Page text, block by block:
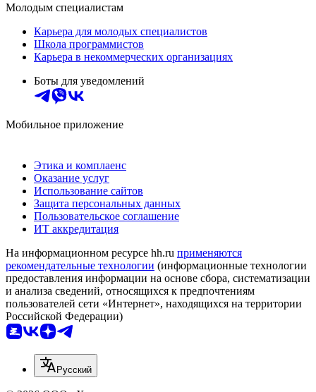
Молодым специалистам
Карьера для молодых специалистов
Школа программистов
Карьера в некоммерческих организациях
Боты для уведомлений
Мобильное приложение
Этика и комплаенс
Оказание услуг
Использование сайтов
Защита персональных данных
Пользовательское соглашение
ИТ аккредитация
На информационном ресурсе hh.ru применяются
рекомендательные технологии (информационные технологии
предоставления информации на основе сбора, систематизации
и анализа сведений, относящихся к предпочтениям
пользователей сети «Интернет», находящихся на территории
Российской Федерации)
Русский